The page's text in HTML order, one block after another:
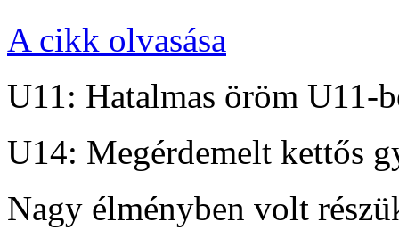
A cikk olvasása
U11: Hatalmas öröm U11-
U14: Megérdemelt kettős
Nagy élményben volt